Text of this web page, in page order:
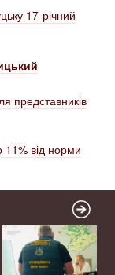
17-річний
представників
11% від норми